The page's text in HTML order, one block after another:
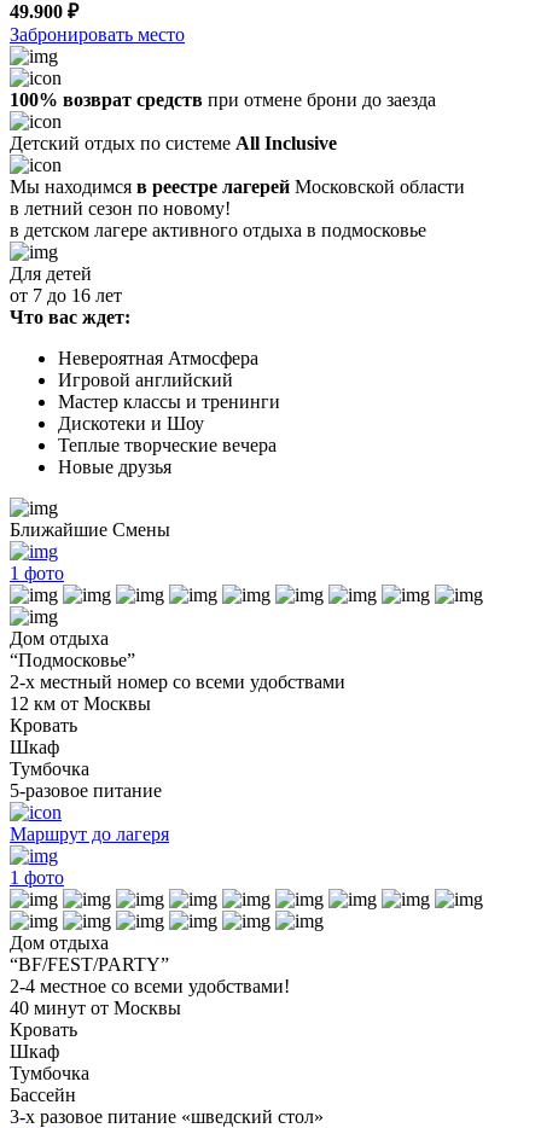
49.900 ₽
Забронировать место
100% возврат средств при отмене брони до заезда
Детский отдых по системе All Inclusive
Мы находимся в реестре лагерей Московской области
в летний сезон по новому!
в детском лагере активного отдыха в подмосковье
Для детей
от 7 до 16 лет
Что вас ждет:
Невероятная Атмосфера
Игровой английский
Мастер классы и тренинги
Дискотеки и Шоу
Теплые творческие вечера
Новые друзья
Ближайшие Смены
1 фото
Дом отдыха
“Подмосковье”
2-х местный номер со всеми удобствами
12 км от Москвы
Кровать
Шкаф
Тумбочка
5-разовое питание
Маршрут до лагеря
1 фото
Дом отдыха
“BF/FEST/PARTY”
2-4 местное со всеми удобствами!
40 минут от Москвы
Кровать
Шкаф
Тумбочка
Бассейн
3-х разовое питание «шведский стол»